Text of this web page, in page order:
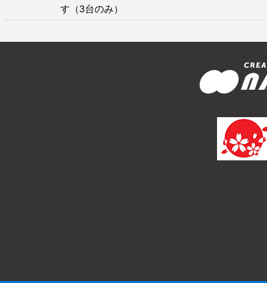
す（3台のみ）